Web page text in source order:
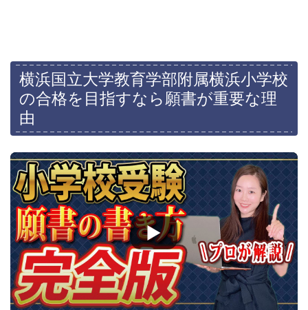
横浜国立大学教育学部附属横浜小学校
の合格を目指すなら願書が重要な理
由